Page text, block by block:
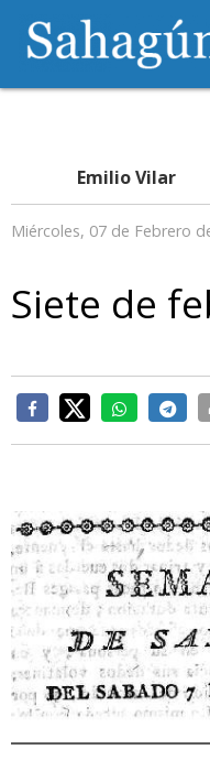
Emilio Vilar
Miércoles, 07 de Febrero
Siete de